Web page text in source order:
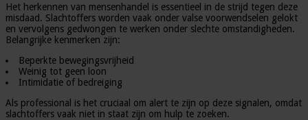
Het herkennen van mensenhandel is essentieel in de strijd tegen deze
misdaad. Slachtoffers worden vaak onder valse voorwendselen gelokt
en vervolgens gedwongen te werken onder slechte omstandigheden.
Belangrijke kenmerken zijn:
Beperkte bewegingsvrijheid
Weinig tot geen loon
Intimidatie of bedreiging
Als professional is het cruciaal om alert te zijn op deze signalen, omdat
slachtoffers vaak niet in staat zijn om hulp te zoeken.